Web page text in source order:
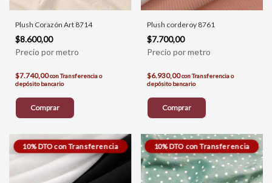
Plush Corazón Art 8714
$8.600,00
$7.740,00conTransferencia o
depósito bancario
Comprar
Plush corderoy 8761
$7.700,00
$6.930,00conTransferencia o
depósito bancario
Comprar